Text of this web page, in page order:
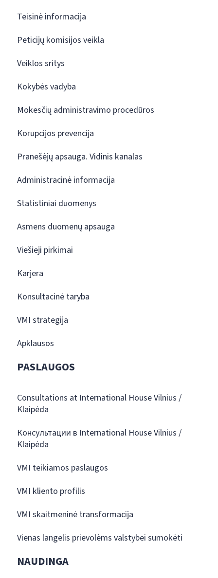
Teisinė informacija
Peticijų komisijos veikla
Veiklos sritys
Kokybės vadyba
Mokesčių administravimo procedūros
Korupcijos prevencija
Pranešėjų apsauga. Vidinis kanalas
Administracinė informacija
Statistiniai duomenys
Asmens duomenų apsauga
Viešieji pirkimai
Karjera
Konsultacinė taryba
VMI strategija
Apklausos
PASLAUGOS
Consultations at International House Vilnius /
Klaipėda
Консультации в International House Vilnius /
Klaipėda
VMI teikiamos paslaugos
VMI kliento profilis
VMI skaitmeninė transformacija
Vienas langelis prievolėms valstybei sumokėti
NAUDINGA